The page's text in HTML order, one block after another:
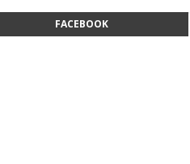
FACEBOOK